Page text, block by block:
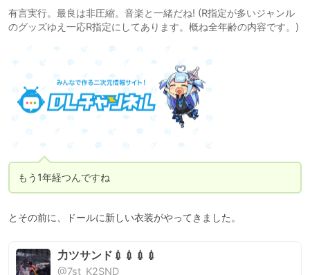
有言実行。最良は非圧縮。音楽と一緒だね! (R指定が多いジャンル
のグッズゆえ一応R指定にしてあります。概ね全年齢の内容です。)
もう1年経つんですね
とその前に、ドールに新しい衣装がやってきました。
力ツサンド💉💉💉💉
@7st_K2SND